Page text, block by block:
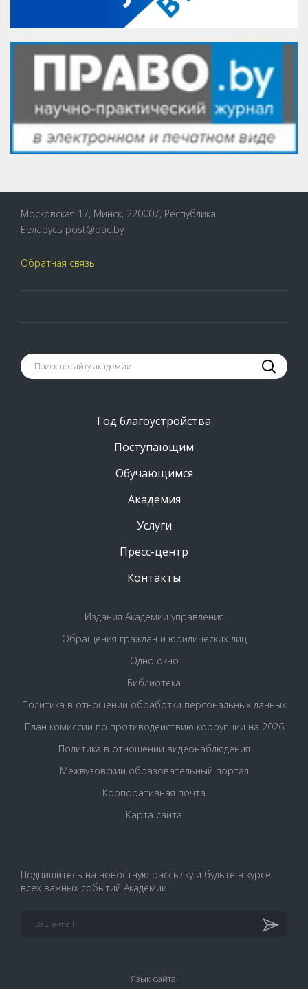
Московская 17, Минск, 220007, Республика
Беларусь post@pac.by
Обратная связь
Год благоустройства
Поступающим
Обучающимся
Академия
Услуги
Пресс-центр
Контакты
Издания Академии управления
Обращения граждан и юридических лиц
Одно окно
Библиотека
Политика в отношении обработки персональных данных
План комиссии по противодействию коррупции на 2026
Политика в отношении видеонаблюдения
Межвузовский образовательный портал
Корпоративная почта
Карта сайта
Подпишитесь на новостную рассылку и будьте в курсе
всех важных событий Академии:
Язык сайта: